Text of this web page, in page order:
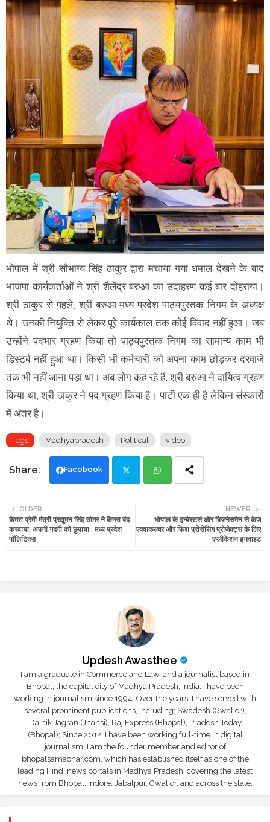
भोपाल में श्री सौभाग्य सिंह ठाकुर द्वारा मचाया गया धमाल देखने के बाद
भाजपा कार्यकर्ताओं ने श्री शैलेंद्र बरुआ का उदाहरण कई बार दोहराया।
श्री ठाकुर से पहले, श्री बरुआ मध्य प्रदेश पाठ्यपुस्तक निगम के अध्यक्ष
थे। उनकी नियुक्ति से लेकर पूरे कार्यकाल तक कोई विवाद नहीं हुआ। जब
उन्होंने पदभार ग्रहण किया तो पाठ्यपुस्तक निगम का सामान्य काम भी
डिस्टर्ब नहीं हुआ था। किसी भी कर्मचारी को अपना काम छोड़कर दरवाजे
तक भी नहीं आना पड़ा था। अब लोग कह रहे हैं, श्री बरुआ ने दायित्व ग्रहण
किया था, श्री ठाकुर ने पद ग्रहण किया है। पार्टी एक ही है लेकिन संस्कारों
में अंतर है।
Tags Madhyapradesh Political video
Facebook
tte ats
NEWER
भोपाल के इन्वेस्टर्स और बिजनेसमेन से केज
एक्वाकल्चर और फिश प्रोसेसिंग प्रोजेक्ट्स के लिए
एप्लीकेशन इनवाइट
OLDER
कैमरा प्रेमी मंत्री प्रद्युमन सिंह तोमर ने कैमरा बंद
करवाया, अपनी गंदगी को छुपाया : मध्य प्रदेश
पॉलिटिक्स
Updesh Awasthee
I am a graduate in Commerce and Law, and a journalist based in
Bhopal, the capital city of Madhya Pradesh, India. I have been
working in journalism since 1994. Over the years, I have served with
several prominent publications, including: Swadesh (Gwalior),
Dainik Jagran (Jhansi), Raj Express (Bhopal), Pradesh Today
(Bhopal); Since 2012, I have been working full-time in digital
journalism. I am the founder member and editor of
bhopalsamachar.com, which has established itself as one of the
leading Hindi news portals in Madhya Pradesh, covering the latest
news from Bhopal, Indore, Jabalpur, Gwalior, and across the state.